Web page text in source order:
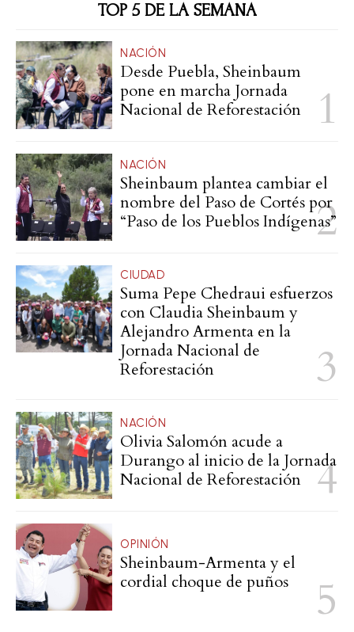
TOP 5 DE LA SEMANA
NACIÓN
Desde Puebla, Sheinbaum
pone en marcha Jornada
Nacional de Reforestación
NACIÓN
Sheinbaum plantea cambiar el
nombre del Paso de Cortés por
“Paso de los Pueblos Indígenas”
CIUDAD
Suma Pepe Chedraui esfuerzos
con Claudia Sheinbaum y
Alejandro Armenta en la
Jornada Nacional de
Reforestación
NACIÓN
Olivia Salomón acude a
Durango al inicio de la Jornada
Nacional de Reforestación
OPINIÓN
Sheinbaum-Armenta y el
cordial choque de puños